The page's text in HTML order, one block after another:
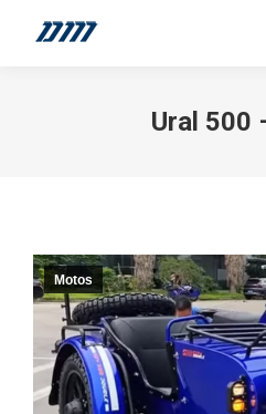
Ural 500
Motos